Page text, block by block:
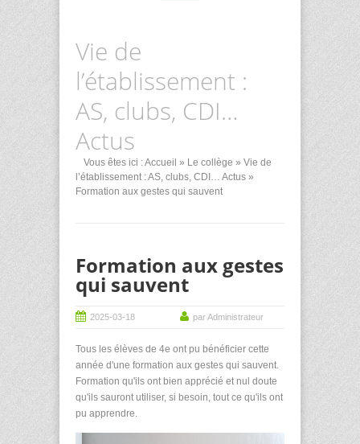
Vie de
l’établissement :
AS, clubs, CDI…
Actus
Vous êtes ici :Accueil » Le collège » Vie de
l’établissement : AS, clubs, CDI… Actus »
Formation aux gestes qui sauvent
Formation aux gestes
qui sauvent
2025-03-18 par Administrateur
Tous les élèves de 4e ont pu bénéficier cette
année d'une formation aux gestes qui sauvent.
Formation qu'ils ont bien apprécié et nul doute
qu'ils sauront utiliser, si besoin, tout ce qu'ils ont
pu apprendre.